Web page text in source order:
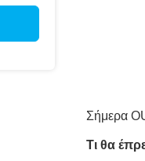
Σήμερα
Τι θα